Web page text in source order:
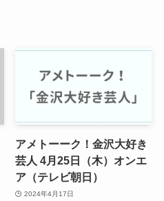
アメトーーク！金沢大好き
芸人 4月25日（木）オンエ
ア（テレビ朝日）
2024年4月17日